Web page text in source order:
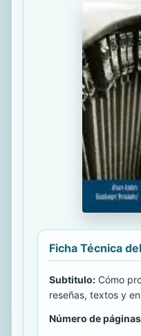
Ficha Técnica
Subtitulo: Cómo
reseñas, textos y
Número de páginas